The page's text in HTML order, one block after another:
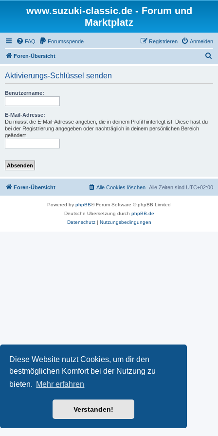
Diese Website nutzt Cookies, um dir den
bestmöglichen Komfort bei der Nutzung zu
bieten. Mehr erfahren
Verstanden!
www.suzuki-classic.de - Forum und
Marktplatz
FAQ Forumsspende Anmelden
Registrieren
Foren-Übersicht
Aktivierungs-Schlüssel senden
Benutzername:
E-Mail-Adresse:
Du musst die E-Mail-Adresse angeben, die in deinem Profil hinterlegt ist. Diese hast du
bei der Registrierung angegeben oder nachträglich in deinem persönlichen Bereich
geändert.
Foren-Übersicht Alle Zeiten sind UTC+02:00
Alle Cookies löschen
Powered by phpBB® Forum Software © phpBB Limited
Deutsche Übersetzung durch phpBB.de
Datenschutz| Nutzungsbedingungen